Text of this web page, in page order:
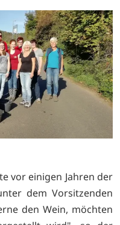
vor einigen Jahren der
dem Vorsitzenden
den Wein, möchten